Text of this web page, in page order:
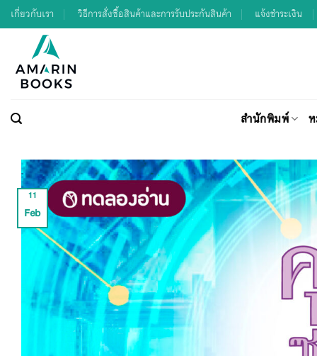
Skip
to
เกี่ยวกับเรา วิธีการสั่งซื้อสินค้าและการรับประกันสินค้า แจ้งชำระเงิน
สำนักพิมพ์
11
Feb